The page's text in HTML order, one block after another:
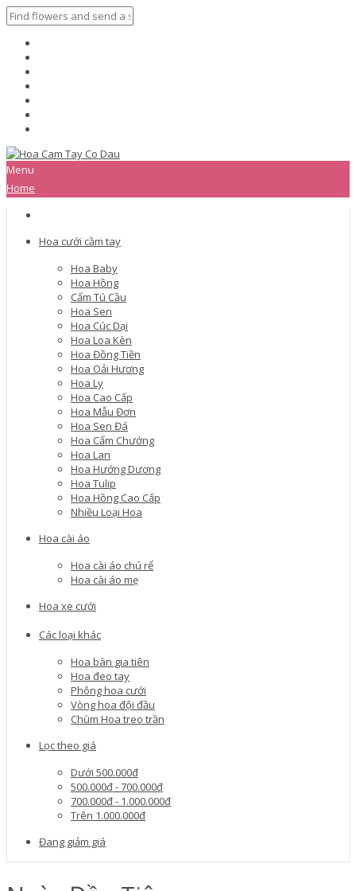
Menu
Home
Hoa cưới cầm tay
Hoa Baby
Hoa Hồng
Cẩm Tú Cầu
Hoa Sen
Hoa Cúc Dại
Hoa Loa Kèn
Hoa Đồng Tiền
Hoa Oải Hương
Hoa Ly
Hoa Cao Cấp
Hoa Mẫu Đơn
Hoa Sen Đá
Hoa Cẩm Chướng
Hoa Lan
Hoa Hướng Dương
Hoa Tulip
Hoa Hồng Cao Cấp
Nhiều Loại Hoa
Hoa cài áo
Hoa cài áo chú rể
Hoa cài áo mẹ
Hoa xe cưới
Các loại khác
Hoa bàn gia tiên
Hoa đeo tay
Phông hoa cưới
Vòng hoa đội đầu
Chùm Hoa treo trần
Lọc theo giá
Dưới 500.000đ
500.000đ - 700.000đ
700.000đ - 1.000.000đ
Trên 1.000.000đ
Đang giảm giá